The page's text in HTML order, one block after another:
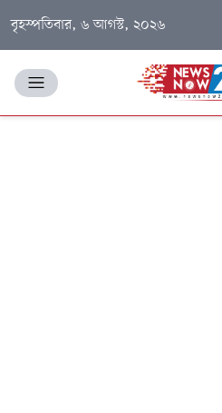
বৃহস্পতিবার, ৬ আগস্ট, ২০২৬